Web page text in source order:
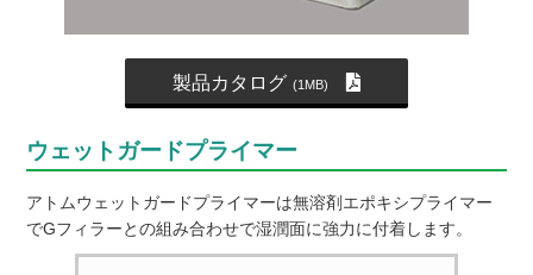
製品カタログ (1MB)
ウェットガードプライマー
アトムウェットガードプライマーは無溶剤エポキシプライマー
でGフィラーとの組み合わせで湿潤面に強力に付着します。